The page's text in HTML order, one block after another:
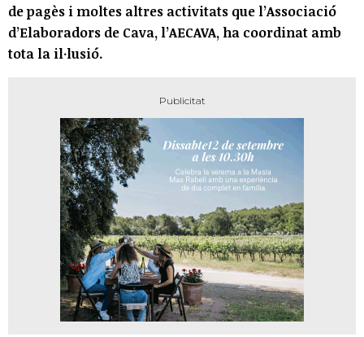
de pagès i moltes altres activitats que l’Associació
d’Elaboradors de Cava, l’AECAVA, ha coordinat amb
tota la il·lusió.